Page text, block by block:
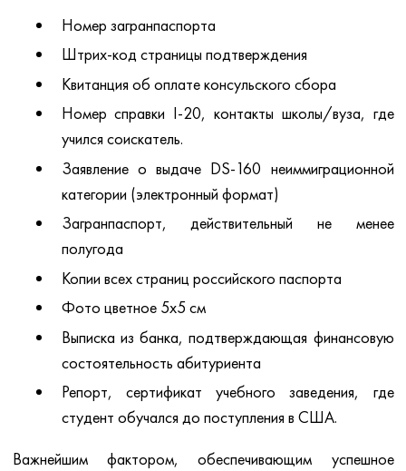
Номер загранпаспорта
Штрих-код страницы подтверждения
Квитанция об оплате консульского сбора
Номер справки I-20, контакты школы/вуза, где
учился соискатель.
Заявление о выдаче DS-160 неиммиграционной
категории (электронный формат)
Загранпаспорт, действительный не менее
полугода
Копии всех страниц российского паспорта
Фото цветное 5х5 см
Выписка из банка, подтверждающая финансовую
состоятельность абитуриента
Репорт, сертификат учебного заведения, где
студент обучался до поступления в США.
Важнейшим фактором, обеспечивающим успешное